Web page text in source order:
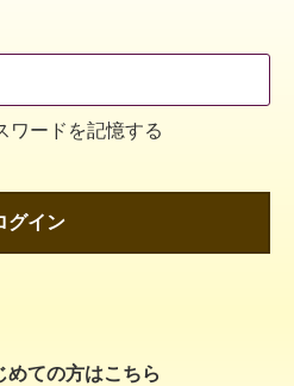
ワードを記憶する
グイン
めての方はこちら